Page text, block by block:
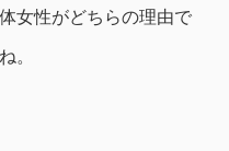
女性がどちらの理由で
。